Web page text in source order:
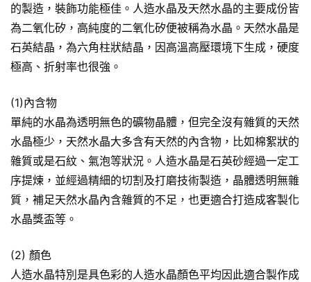
的製造，裝飾功能極佳。人造水晶及天然水晶的主要成份皆
為二氧化矽，高純度的二氧化矽便被稱為水晶。天然水晶是
石英結晶，為六角柱狀結晶，因高溫高壓環境下生成，硬度
極高、折射率也很強。
(1)內含物
單純的水晶為透明無色的礦物晶體，但完全沒有雜質的天然
水晶極少，天然水晶大多含有天然的內含物，比如棉絮狀的
雜質或是石紋、氣泡等狀況。人造水晶是石英砂經過一定工
序提煉，並經過精細的切割及打磨技術製造，晶體透明無雜
質，補足天然水晶內含雜質的不足，也更適合打造成客製化
水晶獎盃等。
(2) 顏色
人造水晶特別是具色彩的人造水晶顏色平均因此適合製作成